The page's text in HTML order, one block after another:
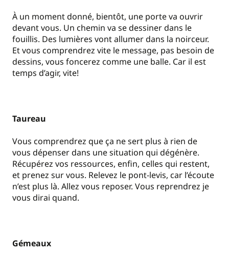
À un moment donné, bientôt, une porte va ouvrir
devant vous. Un chemin va se dessiner dans le
fouillis. Des lumières vont allumer dans la noirceur.
Et vous comprendrez vite le message, pas besoin de
dessins, vous foncerez comme une balle. Car il est
temps d’agir, vite!
Taureau
Vous comprendrez que ça ne sert plus à rien de
vous dépenser dans une situation qui dégénère.
Récupérez vos ressources, enfin, celles qui restent,
et prenez sur vous. Relevez le pont-levis, car l’écoute
n’est plus là. Allez vous reposer. Vous reprendrez je
vous dirai quand.
Gémeaux